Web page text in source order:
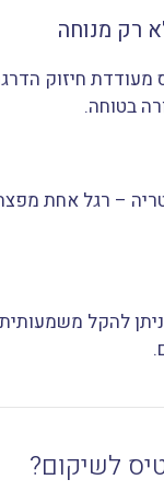
מעודדת חיזוק
בטוחה.
– רגל אחת
להקל
לשיקום?